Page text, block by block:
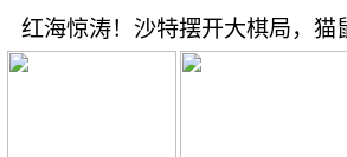
红海惊涛！沙特摆开大棋局，猫